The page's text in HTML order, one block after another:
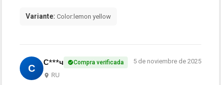
Variante: Color:lemon yellow
С С***ч Compra verificada
RU
5 de noviembre de 2025